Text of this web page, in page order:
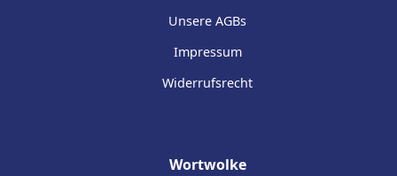
Unsere AGBs
Impressum
Widerrufsrecht
Wortwolke